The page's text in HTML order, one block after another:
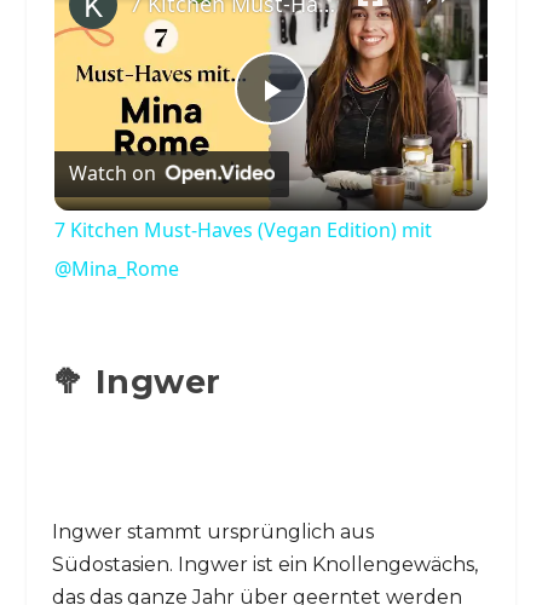
Play
Video
Watch on
7 Kitchen Must-Haves (Vegan Edition) mit
@Mina_Rome
🥦 Ingwer
Ingwer stammt ursprünglich aus
Südostasien. Ingwer ist ein Knollengewächs,
das das ganze Jahr über geerntet werden